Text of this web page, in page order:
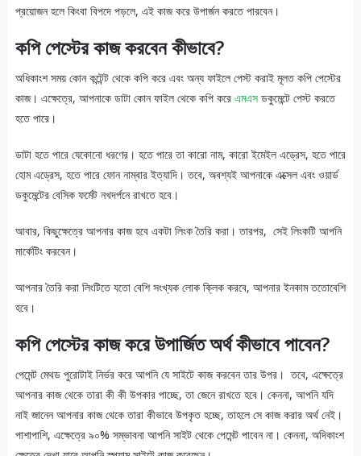
প্রয়োজন হলে কিংবা বিপদে পড়লে, এই কাজ করে উপার্জন করতে পারবেন।
কপি পেস্টের কাজ করবেন কীভাবে?
অধিকাংশ সময় কোন কন্টেন্ট থেকে কপি করে এবং অন্য ফাইলে পেস্ট করাই মূলত কপি পেস্টের
কাজ। এক্ষেত্রে, আপনাকে ডাটা কোন ফাইল থেকে কপি করে এমএসডকুমেন্টে পেস্ট করতে
হতে পারে।
ডাটা হতে পারে যেকোনো ধরণের। হতে পারে তা কারো নাম, কারো ইমেইল এড্রেস, হতে পারে
হোম এড্রেস, হতে পারে ফোন নাম্বার ইত্যাদি। তবে, অবশ্যই আপনাকে এক্সেল এবং ওয়ার্ড
ডকুমেন্টের বেসিক ফর্মেট নখদর্পনে রাখতে হবে।
আবার, কিছুক্ষেত্রে আপনার কাজ হবে একটা লিংক তৈরি করা। তারপর, সেই লিংকটি আপনি
মার্কেটিং করবেন।
আপনার তৈরি করা লিংটিতে যতো বেশি সংখ্যক লোক ক্লিক করবে, আপনার ইনকাম ততোবেশি
হবে।
কপি পেস্টের কাজ করে উপার্জিত অর্থ কীভাবে পাবেন?
পেমেন্ট মেথড পুরোটাই নির্ভর করে আপনি যে সাইটে কাজ করবেন তার উপর। তবে, এক্ষেত্রে
আপনার কাজ থেকে তারা কী কী উপকার পাচ্ছে, তা জেনে রাখতে হবে। কেননা, আপনি যদি
নাই জানেন আপনার কাজ থেকে তারা কীভাবে উপকৃত হচ্ছে, তাহলে সে কাজ করার অর্থ নেই।
পাশাপাশি, এক্ষেত্রে ৯০% সম্ভাবনা আপনি সাইট থেকে পেমেন্ট পাবেন না। কেননা, অদিকাংশ